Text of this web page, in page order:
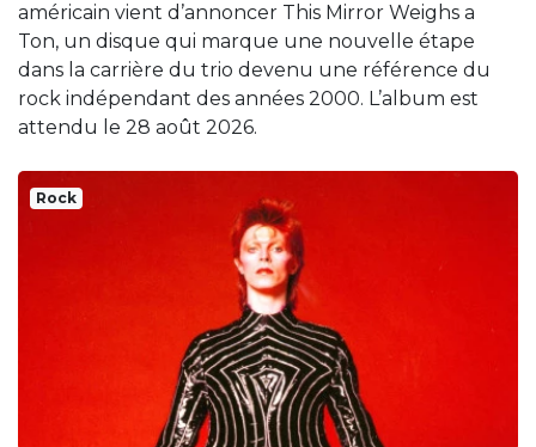
américain vient d’annoncer This Mirror Weighs a
Ton, un disque qui marque une nouvelle étape
dans la carrière du trio devenu une référence du
rock indépendant des années 2000. L’album est
attendu le 28 août 2026.
Rock